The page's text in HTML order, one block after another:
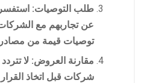
طلب التوصيات: استفسر
عن تجاربهم مع الشركات
توصيات قيمة من
مقارنة العروض: لا
شركات قبل اتخاذ